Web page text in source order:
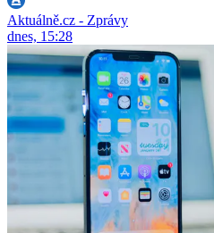
Aktuálně.cz - Zprávy
dnes, 15:28